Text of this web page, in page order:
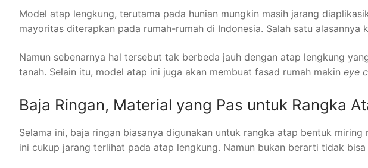
Model atap lengkung, terutama pada hunian mungkin masih jarang
mayoritas diterapkan pada rumah-rumah di Indonesia. Salah satu alasannya
Namun sebenarnya hal tersebut tak berbeda jauh dengan atap lengkung
tanah. Selain itu, model atap ini juga akan membuat fasad rumah makin eye
Baja Ringan, Material yang Pas untuk Rangka
Selama ini, baja ringan biasanya digunakan untuk rangka atap bentuk
ini cukup jarang terlihat pada atap lengkung. Namun bukan berarti tidak bisa